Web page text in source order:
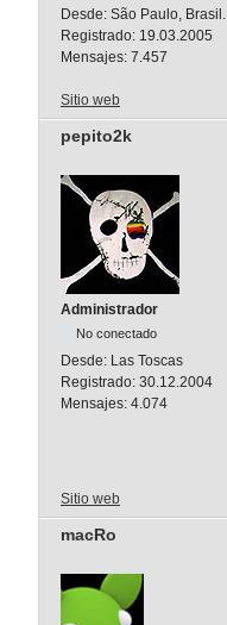
Desde: São Paulo, Brasil.
Registrado: 19.03.2005
Mensajes: 7.457
Sitio web
pepito2k
Administrador
No conectado
Desde: Las Toscas
Registrado: 30.12.2004
Mensajes: 4.074
Sitio web
macRo